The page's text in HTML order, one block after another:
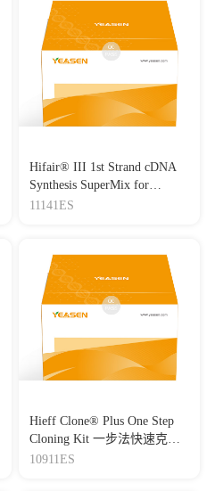
Hifair® III 1st Strand cDNA
Synthesis SuperMix for
qPCR(gDNA digester plus)
11141ES
Hieff Clone® Plus One Step
Cloning Kit 一步法快速克隆
试剂盒
10911ES